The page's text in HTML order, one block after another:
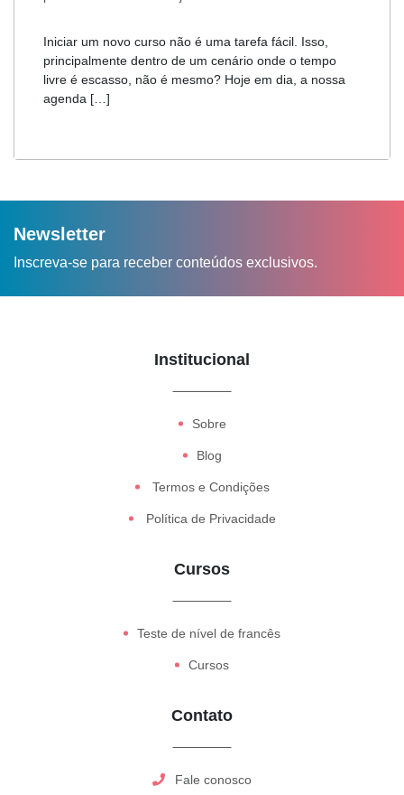
Iniciar um novo curso não é uma tarefa fácil. Isso,
principalmente dentro de um cenário onde o tempo
livre é escasso, não é mesmo? Hoje em dia, a nossa
agenda […]
Newsletter
Inscreva-se para receber conteúdos exclusivos.
Institucional
Sobre
Blog
Termos e Condições
Política de Privacidade
Cursos
Teste de nível de francês
Cursos
Contato
Fale conosco